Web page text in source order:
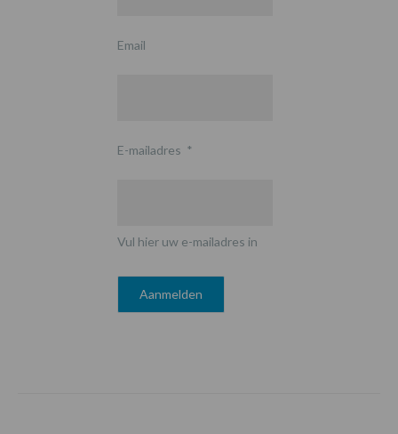
Email
E-mailadres *
Vul hier uw e-mailadres in